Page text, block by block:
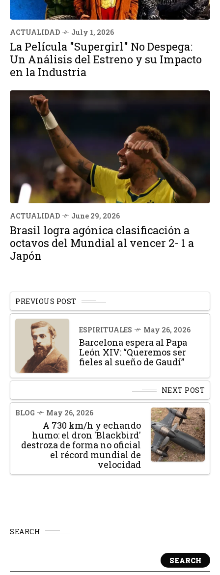
ACTUALIDAD July 1, 2026
La Película "Supergirl" No Despega:
Un Análisis del Estreno y su Impacto
en la Industria
ACTUALIDAD June 29, 2026
Brasil logra agónica clasificación a
octavos del Mundial al vencer 2- 1 a
Japón
PREVIOUS POST
ESPIRITUALES May 26, 2026
Barcelona espera al Papa
León XIV: “Queremos ser
fieles al sueño de Gaudí”
NEXT POST
BLOG May 26, 2026
A 730 km/h y echando
humo: el dron 'Blackbird'
destroza de forma no oficial
el récord mundial de
velocidad
SEARCH
SEARCH